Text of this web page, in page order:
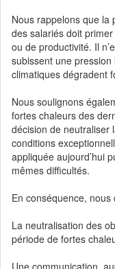
Nous rappelons que la
des salariés doit
ou de productivité. Il
subissent une
climatiques dégradent
Nous soulignons
fortes chaleurs des
décision de neutraliser
conditions
appliquée aujourd’hui
mêmes difficultés.
En conséquence, nous
La neutralisation des
période de fortes